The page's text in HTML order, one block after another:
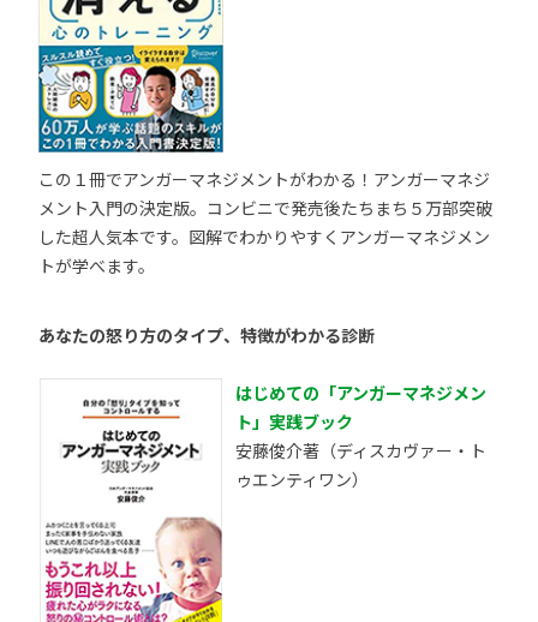
この１冊でアンガーマネジメントがわかる！アンガーマネジ
メント入門の決定版。コンビニで発売後たちまち５万部突破
した超人気本です。図解でわかりやすくアンガーマネジメン
トが学べます。
あなたの怒り方のタイプ、特徴がわかる診断
はじめての「アンガーマネジメン
ト」実践ブック
安藤俊介著（ディスカヴァー・ト
ゥエンティワン）